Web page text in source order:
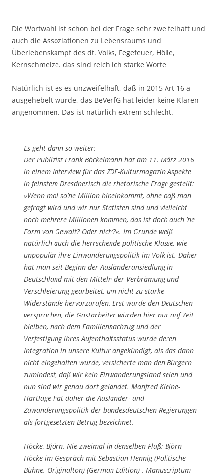
Die Wortwahl ist schon bei der Frage sehr zweifelhaft und
auch die Assoziationen zu Lebensraums und
Überlebenskampf des dt. Volks, Fegefeuer, Hölle,
Kernschmelze. das sind reichlich starke Worte.
Natürlich ist es es unzweifelhaft, daß in 2015 Art 16 a
ausgehebelt wurde, das BeVerfG hat leider keine Klaren
angenommen. Das ist natürlich extrem schlecht.
Es geht dann so weiter:
Der Publizist Frank Böckelmann hat am 11. März 2016
in einem Interview für das ZDF-Kulturmagazin Aspekte
in feinstem Dresdnerisch die rhetorische Frage gestellt:
»Wenn mal so’ne Million hineinkommt, ohne daß man
gefragt wird und wir nur Statisten sind und vielleicht
noch mehrere Millionen kommen, das ist doch auch ’ne
Form von Gewalt? Oder nich’?«. Im Grunde weiß
natürlich auch die herrschende politische Klasse, wie
unpopulär ihre Einwanderungspolitik im Volk ist. Daher
hat man seit Beginn der Ausländeransiedlung in
Deutschland mit den Mitteln der Verbrämung und
Verschleierung gearbeitet, um nicht zu starke
Widerstände hervorzurufen. Erst wurde den Deutschen
versprochen, die Gastarbeiter würden hier nur auf Zeit
bleiben, nach dem Familiennachzug und der
Verfestigung ihres Aufenthaltsstatus wurde deren
Integration in unsere Kultur angekündigt, als das dann
nicht eingehalten wurde, versicherte man den Bürgern
zumindest, daß wir kein Einwanderungsland seien und
nun sind wir genau dort gelandet. Manfred Kleine-
Hartlage hat daher die Ausländer- und
Zuwanderungspolitik der bundesdeutschen Regierungen
als fortgesetzten Betrug bezeichnet.
Höcke, Björn. Nie zweimal in denselben Fluß: Björn
Höcke im Gespräch mit Sebastian Hennig (Politische
Bühne. Originalton) (German Edition) . Manuscriptum